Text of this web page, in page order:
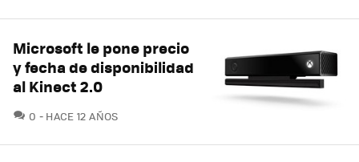
Microsoft le pone precio
y fecha de disponibilidad
al Kinect 2.0
0 COMENTARIOS
HACE 12 AÑOS